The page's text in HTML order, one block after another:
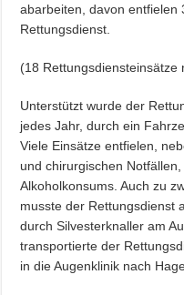
abarbeiten, davon entfielen
Rettungsdienst.
(18 Rettungsdiensteinsätze
Unterstützt wurde der
jedes Jahr, durch ein
Viele Einsätze entfielen,
und chirurgischen
Alkoholkonsums. Auch zu
musste der Rettungsdienst
durch Silvesterknaller am
transportierte der
in die Augenklinik nach